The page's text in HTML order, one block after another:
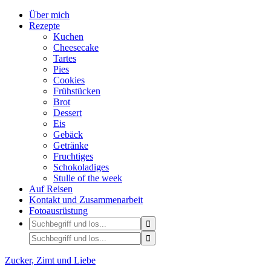
Über mich
Rezepte
Kuchen
Cheesecake
Tartes
Pies
Cookies
Frühstücken
Brot
Dessert
Eis
Gebäck
Getränke
Fruchtiges
Schokoladiges
Stulle of the week
Auf Reisen
Kontakt und Zusammenarbeit
Fotoausrüstung
Zucker, Zimt und Liebe